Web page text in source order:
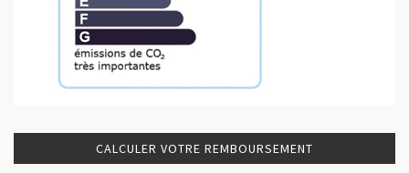
CALCULER VOTRE REMBOURSEMENT